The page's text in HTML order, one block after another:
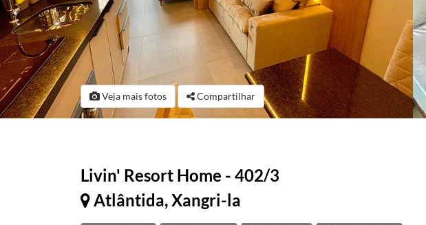
Veja mais fotos Compartilhar
Livin' Resort Home - 402/3
Atlântida, Xangri-la